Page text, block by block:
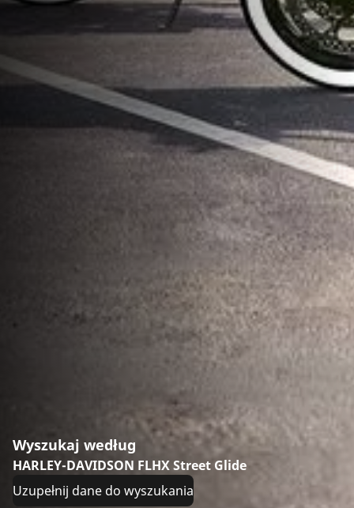
Wyszukaj według
HARLEY-DAVIDSON FLHX Street Glide
Uzupełnij dane do wyszukania